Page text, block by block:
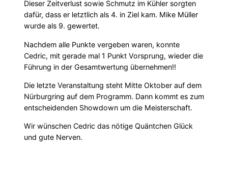
Dieser Zeitverlust sowie Schmutz im Kühler sorgten
dafür, dass er letztlich als 4. in Ziel kam. Mike Müller
wurde als 9. gewertet.
Nachdem alle Punkte vergeben waren, konnte
Cedric, mit gerade mal 1 Punkt Vorsprung, wieder die
Führung in der Gesamtwertung übernehmen!!
Die letzte Veranstaltung steht Mitte Oktober auf dem
Nürburgring auf dem Programm. Dann kommt es zum
entscheidenden Showdown um die Meisterschaft.
Wir wünschen Cedric das nötige Quäntchen Glück
und gute Nerven.